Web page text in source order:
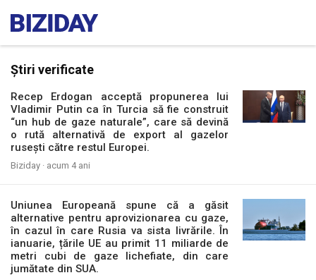
Știri verificate
Recep Erdogan acceptă propunerea lui
Vladimir Putin ca în Turcia să fie construit
“un hub de gaze naturale”, care să devină
o rută alternativă de export al gazelor
rusești către restul Europei.
Biziday · acum 4 ani
Uniunea Europeană spune că a găsit
alternative pentru aprovizionarea cu gaze,
în cazul în care Rusia va sista livrările. În
ianuarie, țările UE au primit 11 miliarde de
metri cubi de gaze lichefiate, din care
jumătate din SUA.